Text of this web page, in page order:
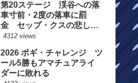
第20ステージ 渓谷への落
車寸前・2度の落車に罰
金 セップ・クスの悲しい
一日
4312 views
2026 ポギ・チャレンジ ツ
ール5勝もアマチュアライ
ダーに敗れる